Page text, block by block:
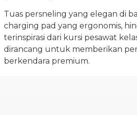
Tuas persneling yang elegan di
charging pad yang ergonomis,
terinspirasi dari kursi pesawat
dirancang untuk memberikan
berkendara premium.